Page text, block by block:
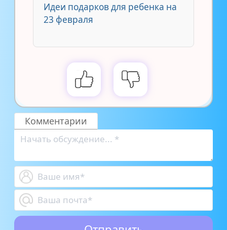
Идеи подарков для ребенка на
23 февраля
Комментарии